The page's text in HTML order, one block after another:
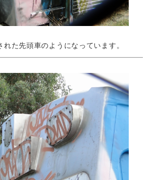
た先頭車のようになっています。